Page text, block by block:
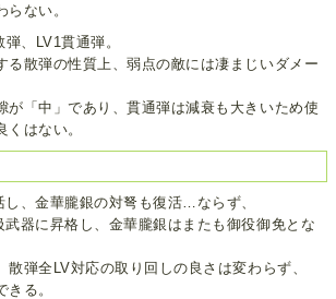
ない。
、LV1貫通弾。
る散弾の性質上、弱点の敵には凄まじいダメー
が「中」であり、貫通弾は減衰も大きいため使
くはない。
し、金華朧銀の対弩も復活…ならず、
武器に昇格し、金華朧銀はまたも御役御免とな
散弾全LV対応の取り回しの良さは変わらず、
る。